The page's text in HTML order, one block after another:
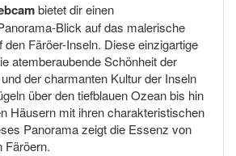
bietet dir einen
Blick auf das malerische
den Färöer-Inseln. Diese einzigartige
atemberaubende Schönheit der
der charmanten Kultur der Inseln
über den tiefblauen Ozean bis hin
Häusern mit ihren charakteristischen
Panorama zeigt die Essenz von
Färöern.